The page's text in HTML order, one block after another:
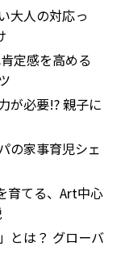
大人の対応っ
定感を高める
が必要!? 親子に
の家事育児シェ
育てる、Art中心
とは？ グローバ